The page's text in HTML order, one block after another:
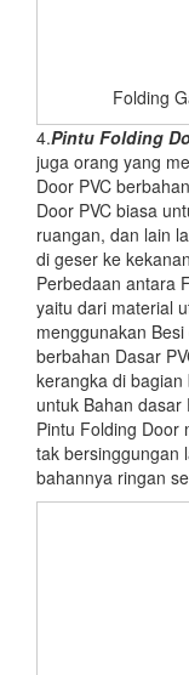
Folding
4.Pintu Folding
juga orang yang
Door PVC
Door PVC biasa
ruangan, dan lain
di geser ke
Perbedaan antara
yaitu dari material
menggunakan
berbahan Dasar
kerangka di bagian
untuk Bahan
Pintu Folding Door
tak bersinggungan
bahannya ringan